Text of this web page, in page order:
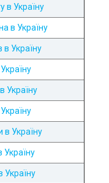
в Україну
в Україну
в Україну
Україну
в Україну
Україну
Україну